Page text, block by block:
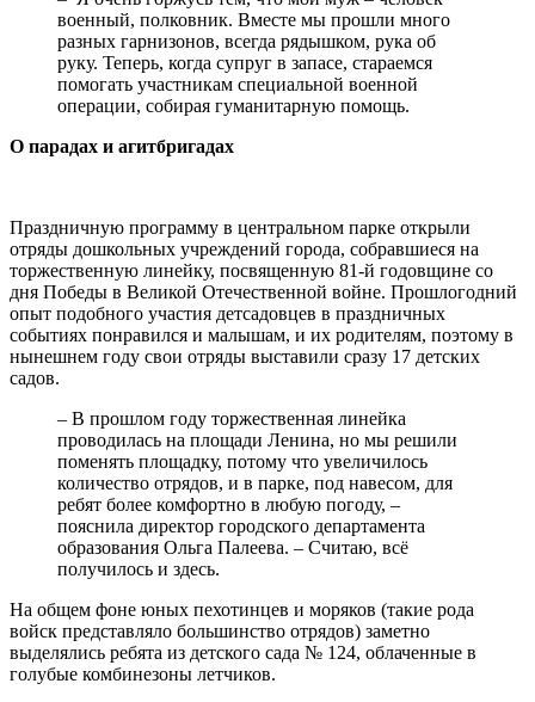
военный, полковник. Вместе мы прошли много
разных гарнизонов, всегда рядышком, рука об
руку. Теперь, когда супруг в запасе, стараемся
помогать участникам специальной военной
операции, собирая гуманитарную помощь.
О парадах и агитбригадах
Праздничную программу в центральном парке открыли
отряды дошкольных учреждений города, собравшиеся на
торжественную линейку, посвященную 81-й годовщине со
дня Победы в Великой Отечественной войне. Прошлогодний
опыт подобного участия детсадовцев в праздничных
событиях понравился и малышам, и их родителям, поэтому в
нынешнем году свои отряды выставили сразу 17 детских
садов.
– В прошлом году торжественная линейка
проводилась на площади Ленина, но мы решили
поменять площадку, потому что увеличилось
количество отрядов, и в парке, под навесом, для
ребят более комфортно в любую погоду, –
пояснила директор городского департамента
образования Ольга Палеева. – Считаю, всё
получилось и здесь.
На общем фоне юных пехотинцев и моряков (такие рода
войск представляло большинство отрядов) заметно
выделялись ребята из детского сада № 124, облаченные в
голубые комбинезоны летчиков.